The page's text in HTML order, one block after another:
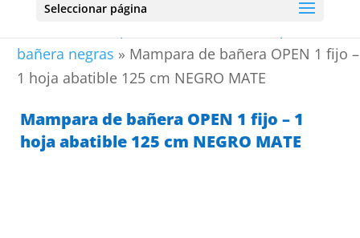
Seleccionar página
bañera negras » Mampara de bañera OPEN 1 fijo –
1 hoja abatible 125 cm NEGRO MATE
Mampara de bañera OPEN 1 fijo – 1
hoja abatible 125 cm NEGRO MATE